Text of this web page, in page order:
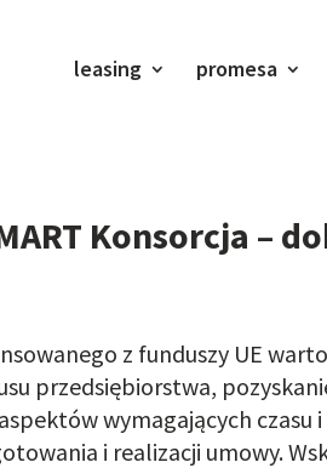
leasing promesa
Konsorcja –
z funduszy UE
przedsiębiorstwa,
wymagających czasu
i realizacji umowy.